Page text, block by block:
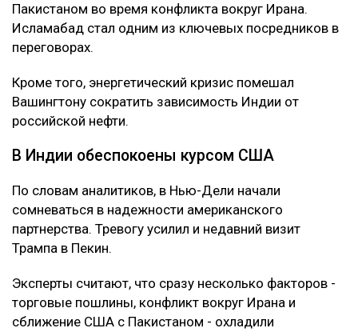
Пакистаном во время конфликта вокруг Ирана.
Исламабад стал одним из ключевых посредников в
переговорах.
Кроме того, энергетический кризис помешал
Вашингтону сократить зависимость Индии от
российской нефти.
В Индии обеспокоены курсом США
По словам аналитиков, в Нью-Дели начали
сомневаться в надежности американского
партнерства. Тревогу усилил и недавний визит
Трампа в Пекин.
Эксперты считают, что сразу несколько факторов -
торговые пошлины, конфликт вокруг Ирана и
сближение США с Пакистаном - охладили